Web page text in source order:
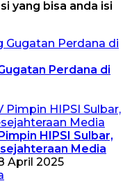
yang bisa anda isi
Perdana di
HIPSI Sulbar,
Media
April 2025